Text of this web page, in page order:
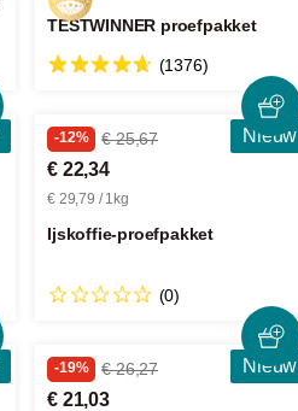
TESTWINNER proefpakket
(1376)
Nieuw
-12% € 25,67
€ 22,34
€ 29,79 / 1kg
Ijskoffie-proefpakket
(0)
Nieuw
-19% € 26,27
€ 21,03